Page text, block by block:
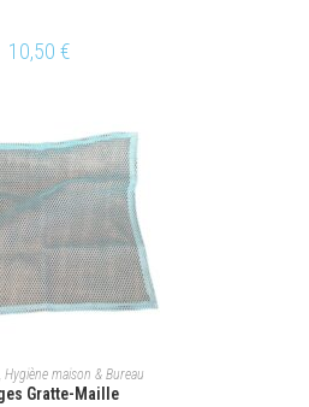
10,50 €
AU PANIER
Hygiène maison & Bureau
Gratte-Maille